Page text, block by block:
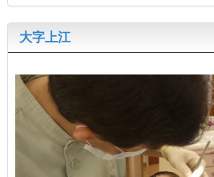
大字上江